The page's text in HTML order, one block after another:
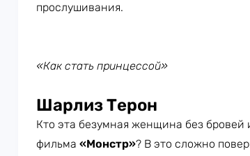
прослушивания.
«Как стать принцессой»
Шарлиз Терон
Кто эта безумная женщина без
фильма «Монстр»? В это сложно